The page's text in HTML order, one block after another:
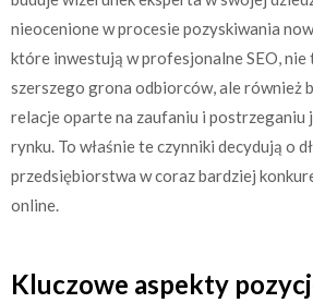
nieocenione w procesie pozyskiwania
które inwestują w profesjonalne SEO,
szerszego grona odbiorców, ale również
relacje oparte na zaufaniu i postrzeganiu
rynku. To właśnie te czynniki decydują o
przedsiębiorstwa w coraz bardziej
online.
Kluczowe aspekty